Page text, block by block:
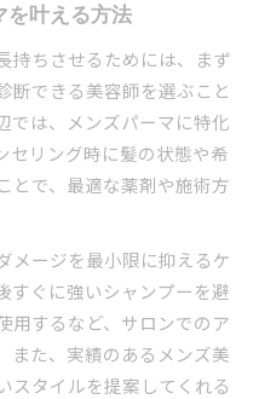
を叶える方法
持ちさせるためには、まず
断できる美容師を選ぶこと
では、メンズパーマに特化
セリング時に髪の状態や希
とで、最適な薬剤や施術方
メージを最小限に抑えるケ
すぐに強いシャンプーを避
用するなど、サロンでのア
また、実績のあるメンズ美
スタイルを提案してくれる